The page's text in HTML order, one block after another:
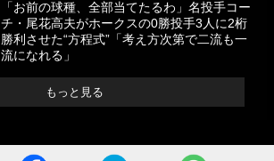
「お前の球種、全部当てたるわ」名投手コー
チ・尾花高夫がホークスの0勝投手3人に2桁
勝利させた“方程式”「考え方次第で二流も一
流になれる」
もっと見る